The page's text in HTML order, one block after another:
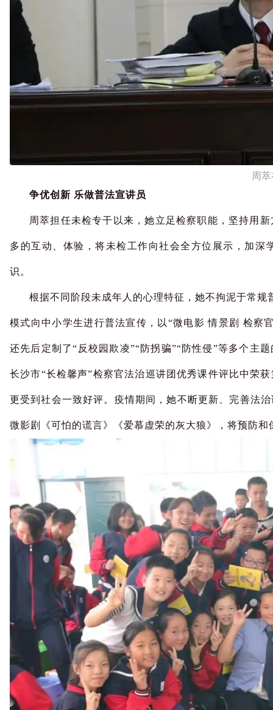
周
争优创新 乐做普法宣讲员
周萃担任未检专干以来，她立足检察职能，坚持用
多的互动、体验，将未检工作向社会全方位展示，加
识。
根据不同阶段未成年人的心理特征，她不拘泥于常
模式向中小学生进行普法宣传，以“微电影 情景剧 检察
还先后定制了“反校园欺凌”“防拐骗”“防性侵”等多个主
长沙市“长检馨声”检察官法治巡讲团优秀课件评比中荣
更受到社会一致好评。疫情期间，她不断更新、完善法
微影剧《可怕的谎言》《爱慕虚荣的灰大狼》，将预防和